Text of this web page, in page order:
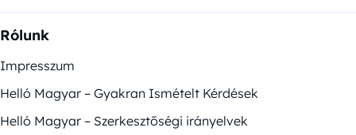
Rólunk
Impresszum
Helló Magyar – Gyakran Ismételt Kérdések
Helló Magyar – Szerkesztőségi irányelvek